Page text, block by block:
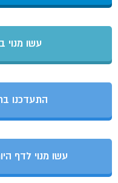
עשו מנוי
התעדכנו
עשו מנוי לדף